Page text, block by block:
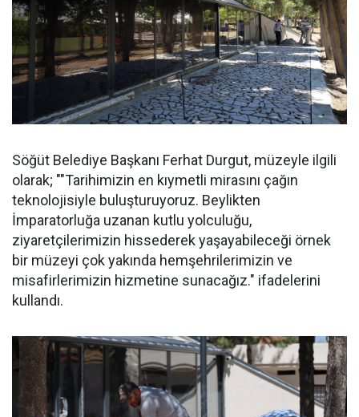
Söğüt Belediye Başkanı Ferhat Durgut, müzeyle ilgili
olarak; ""Tarihimizin en kıymetli mirasını çağın
teknolojisiyle buluşturuyoruz. Beylikten
İmparatorluğa uzanan kutlu yolculuğu,
ziyaretçilerimizin hissederek yaşayabileceği örnek
bir müzeyi çok yakında hemşehrilerimizin ve
misafirlerimizin hizmetine sunacağız." ifadelerini
kullandı.